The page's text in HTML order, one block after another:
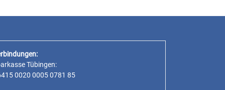
Tübingen:
0020 0005 0781 85